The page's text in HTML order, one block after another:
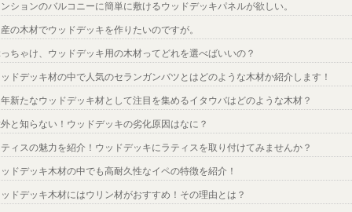
ションのバルコニーに簡単に敷けるウッドデッキパネルが欲しい。
の木材でウッドデッキを作りたいのですが。
ちゃけ、ウッドデッキ用の木材ってどれを選べばいいの？
ドデッキ材の中で人気のセランガンバツとはどのような木材か紹介します！
新たなウッドデッキ材として注目を集めるイタウバはどのような木材？
と知らない！ウッドデッキの劣化原因はなに？
ィスの魅力を紹介！ウッドデッキにラティスを取り付けてみませんか？
ドデッキ木材の中でも高耐久性なイペの特徴を紹介！
ドデッキ木材にはウリン材がおすすめ！その理由とは？